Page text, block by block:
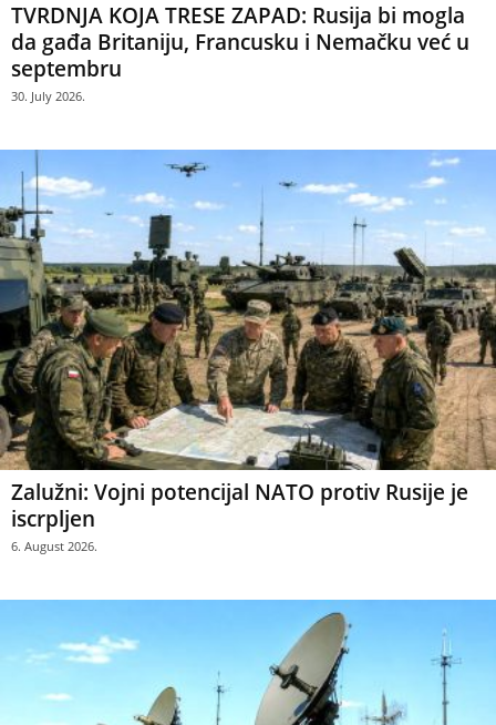
TVRDNJA KOJA TRESE ZAPAD: Rusija bi mogla
da gađa Britaniju, Francusku i Nemačku već u
septembru
30. July 2026.
Zalužni: Vojni potencijal NATO protiv Rusije je
iscrpljen
6. August 2026.